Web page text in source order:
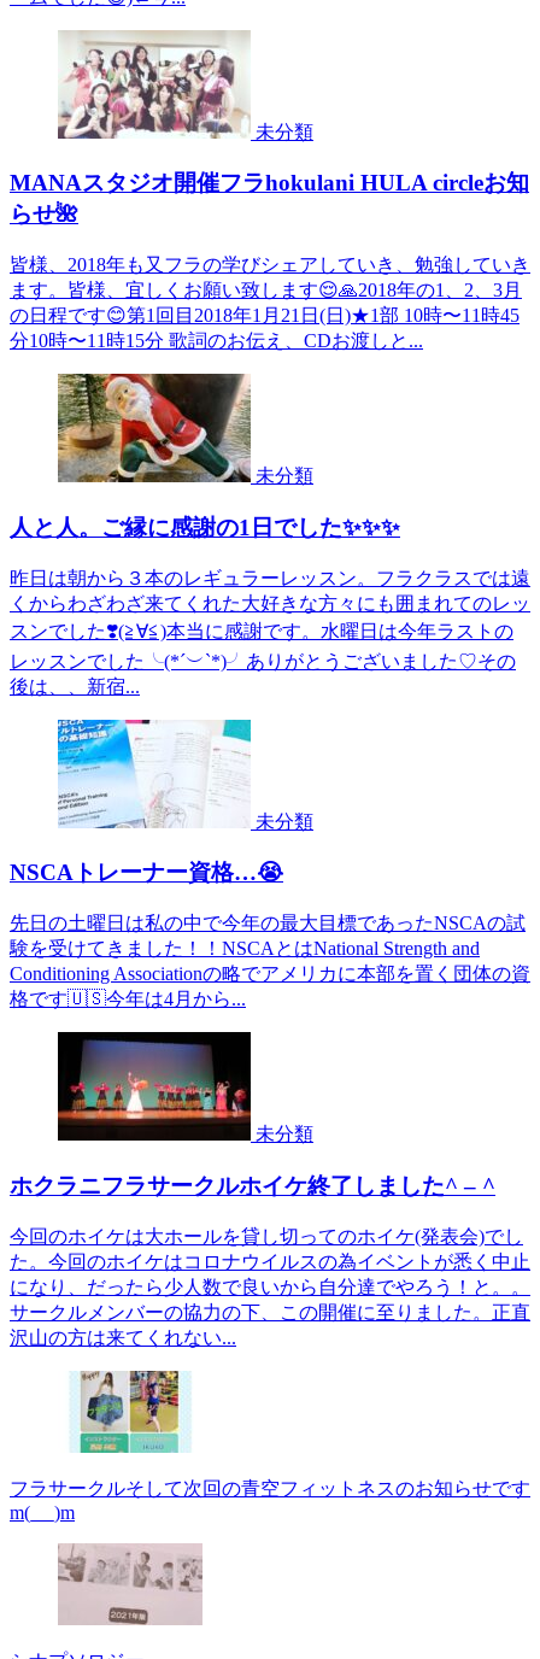
未分類
MANAスタジオ開催フラhokulani HULA circleお知
らせ🌺
皆様、2018年も又フラの学びシェアしていき、勉強していき
ます。皆様、宜しくお願い致します😌🙏2018年の1、2、3月
の日程です😊第1回目2018年1月21日(日)★1部 10時〜11時45
分10時〜11時15分 歌詞のお伝え、CDお渡しと...
未分類
人と人。ご縁に感謝の1日でした✨✨✨
昨日は朝から３本のレギュラーレッスン。フラクラスでは遠
くからわざわざ来てくれた大好きな方々にも囲まれてのレッ
スンでした❣️(≧∀≦)本当に感謝です。水曜日は今年ラストの
レッスンでした╰(*´︶`*)╯ありがとうございました♡その
後は、、新宿...
未分類
NSCAトレーナー資格…😭
先日の土曜日は私の中で今年の最大目標であったNSCAの試
験を受けてきました！！NSCAとはNational Strength and
Conditioning Associationの略でアメリカに本部を置く団体の資
格です🇺🇸今年は4月から...
未分類
ホクラニフラサークルホイケ終了しました^ – ^
今回のホイケは大ホールを貸し切ってのホイケ(発表会)でし
た。今回のホイケはコロナウイルスの為イベントが悉く中止
になり、だったら少人数で良いから自分達でやろう！と。。
サークルメンバーの協力の下、この開催に至りました。正直
沢山の方は来てくれない...
フラサークルそして次回の青空フィットネスのお知らせです
m(_ _)m